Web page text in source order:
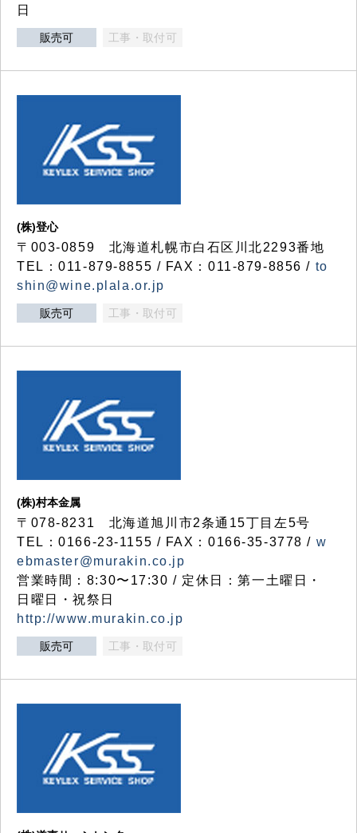
日
販売可 工事・取付可
(株)登心
〒003-0859 北海道札幌市白石区川北2293番地
TEL：011-879-8855 / FAX：011-879-8856 / to
shin@wine.plala.or.jp
販売可 工事・取付可
(株)村本金属
〒078-8231 北海道旭川市2条通15丁目左5号
TEL：0166-23-1155 / FAX：0166-35-3778 / w
ebmaster@murakin.co.jp
営業時間：8:30〜17:30 / 定休日：第一土曜日・
日曜日・祝祭日
http://www.murakin.co.jp
販売可 工事・取付可